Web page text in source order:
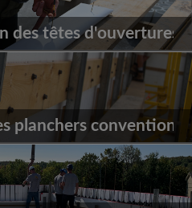
des têtes d'ouvertures
planchers